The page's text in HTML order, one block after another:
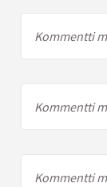
Kommentti
Kommentti
Kommentti